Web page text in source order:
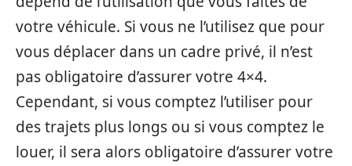
votre véhicule. Si vous ne l’utilisez que pour
vous déplacer dans un cadre privé, il n’est
pas obligatoire d’assurer votre 4×4.
Cependant, si vous comptez l’utiliser pour
des trajets plus longs ou si vous comptez le
louer, il sera alors obligatoire d’assurer votre